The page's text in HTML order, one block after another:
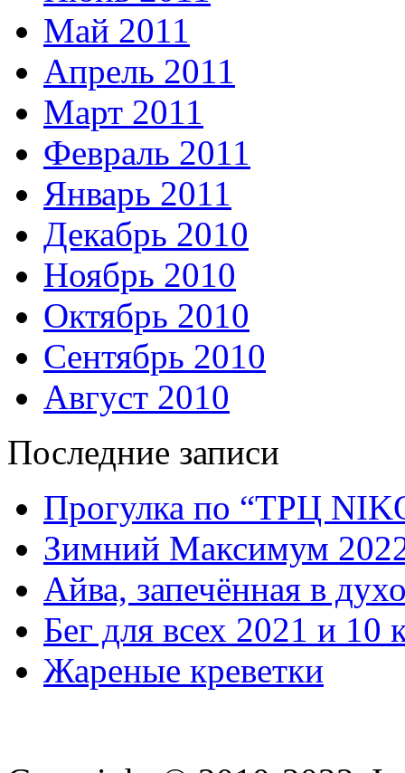
Май 2011
Апрель 2011
Март 2011
Февраль 2011
Январь 2011
Декабрь 2010
Ноябрь 2010
Октябрь 2010
Сентябрь 2010
Август 2010
Последние записи
Прогулка по “ТРЦ
Зимний Максимум
Айва, запечённая в
Бег для всех 2021 и 10
Жареные креветки